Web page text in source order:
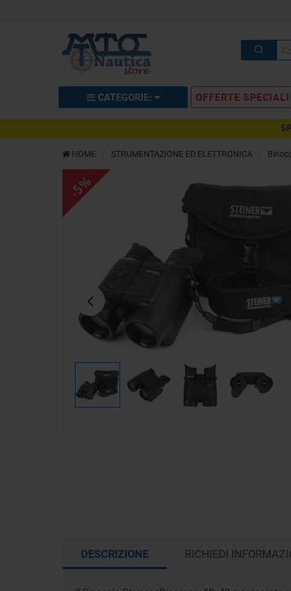
CATEGORIE: OFFERTE SPECIALI
Binocolo Steiner eDiscovery 10x42 con
HOME STRUMENTAZIONE ED ELETTRONICA
-5%
DESCRIZIONE RICHIEDI